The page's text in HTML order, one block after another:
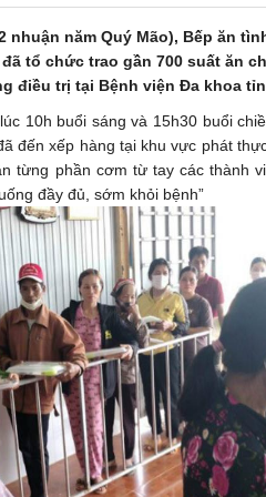
nhuận năm Quý Mão), Bếp ăn
tổ chức trao gần 700 suất ăn
điều trị tại Bệnh viện Đa khoa
10h buổi sáng và 15h30 buổi
đến xếp hàng tại khu vực phát
từng phần cơm từ tay các thành
đầy đủ, sớm khỏi bệnh”